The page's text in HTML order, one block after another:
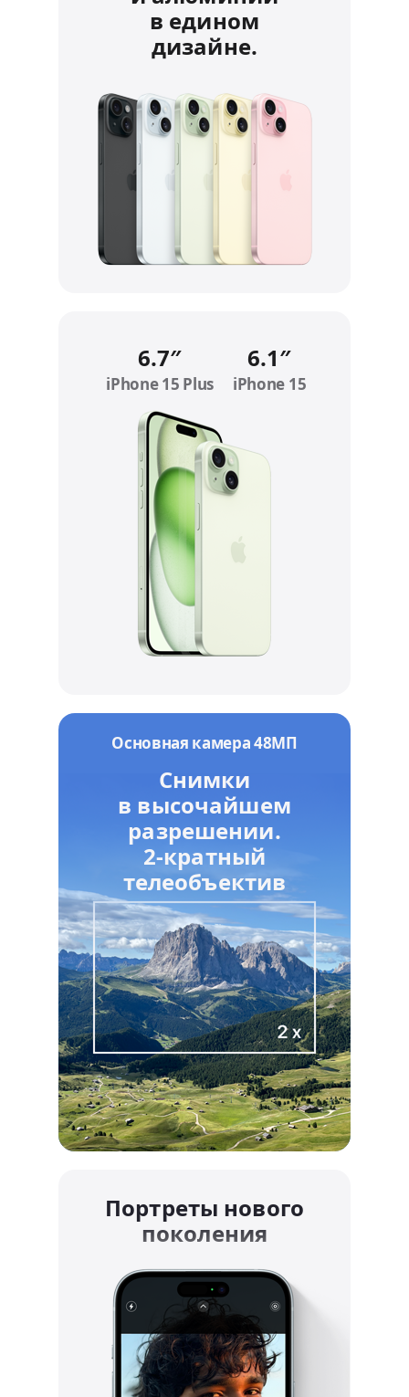
в едином
дизайне.
6.7″
iPhone 15 PlusRefer to legal disclaimers
6.1″
iPhone 15
Основная камера 48МП
Снимки
в высочайшем
разрешении.
2-кратный
телеобъектив
Портреты нового
поколения